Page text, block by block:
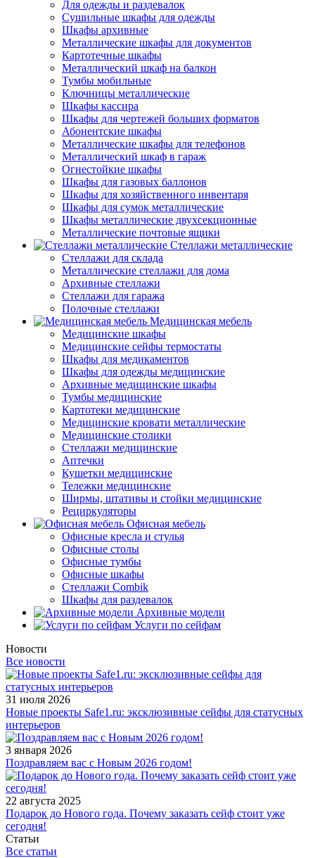
Для одежды и раздевалок
Сушильные шкафы для одежды
Шкафы архивные
Металлические шкафы для документов
Картотечные шкафы
Металлический шкаф на балкон
Тумбы мобильные
Ключницы металлические
Шкафы кассира
Шкафы для чертежей больших форматов
Абонентские шкафы
Металлические шкафы для телефонов
Металлический шкаф в гараж
Огнестойкие шкафы
Шкафы для газовых баллонов
Шкафы для хозяйственного инвентаря
Шкафы для сумок металлические
Шкафы металлические двухсекционные
Металлические почтовые ящики
Стеллажи металлические
Стеллажи для склада
Металлические стеллажи для дома
Архивные стеллажи
Стеллажи для гаража
Полочные стеллажи
Медицинская мебель
Медицинские шкафы
Медицинские сейфы термостаты
Шкафы для медикаментов
Шкафы для одежды медицинские
Архивные медицинские шкафы
Тумбы медицинские
Картотеки медицинские
Медицинские кровати металлические
Медицинские столики
Стеллажи медицинские
Аптечки
Кушетки медицинские
Тележки медицинские
Ширмы, штативы и стойки медицинские
Рециркуляторы
Офисная мебель
Офисные кресла и стулья
Офисные столы
Офисные тумбы
Офисные шкафы
Стеллажи Combik
Шкафы для раздевалок
Архивные модели
Услуги по сейфам
Новости
Все новости
31 июля 2026
Новые проекты Safe1.ru: эксклюзивные сейфы для статусных
интерьеров
3 января 2026
Поздравляем вас с Новым 2026 годом!
22 августа 2025
Подарок до Нового года. Почему заказать сейф стоит уже
сегодня!
Статьи
Все статьи